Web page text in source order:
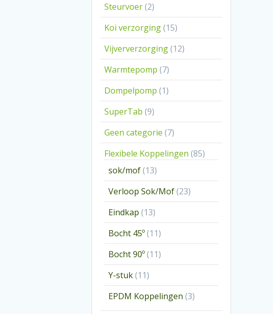
Steurvoer 22
producten
Koi verzorging 1515
producten
Vijververzorging 1212
producten
Warmtepomp 77
producten
Dompelpomp 11
product
SuperTab 99
producten
Geen categorie 77
producten
Flexibele Koppelingen 8585
sok/mof 1313
producten
Verloop Sok/Mof 2323
producten
Eindkap 1313
producten
Bocht 45º 1111
producten
Bocht 90º 1111
producten
Y-stuk 1111
producten
EPDM Koppelingen 33
producten